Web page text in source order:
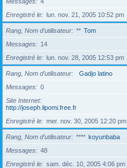
Enregistré le
lun. nov. 21, 2005 10:52 pm
Rang, Nom d’utilisateur ** Tom
Messages
14
Enregistré le
lun. nov. 28, 2005 12:53 pm
Rang, Nom d’utilisateur
Gadjo latino
Messages
0
Site Internet
http://joseph.lipomi.free.fr
Enregistré le
mer. nov. 30, 2005 12:20 pm
Rang, Nom d’utilisateur **** koyunbaba
Messages
48
Enregistré le
sam. déc. 10, 2005 4:06 pm